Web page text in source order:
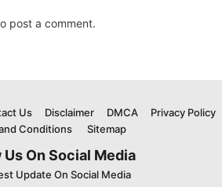
post a comment.
Us Disclaimer DMCA
Privacy Policy
Conditions
Sitemap
Us On Social Media
Update On Social Media